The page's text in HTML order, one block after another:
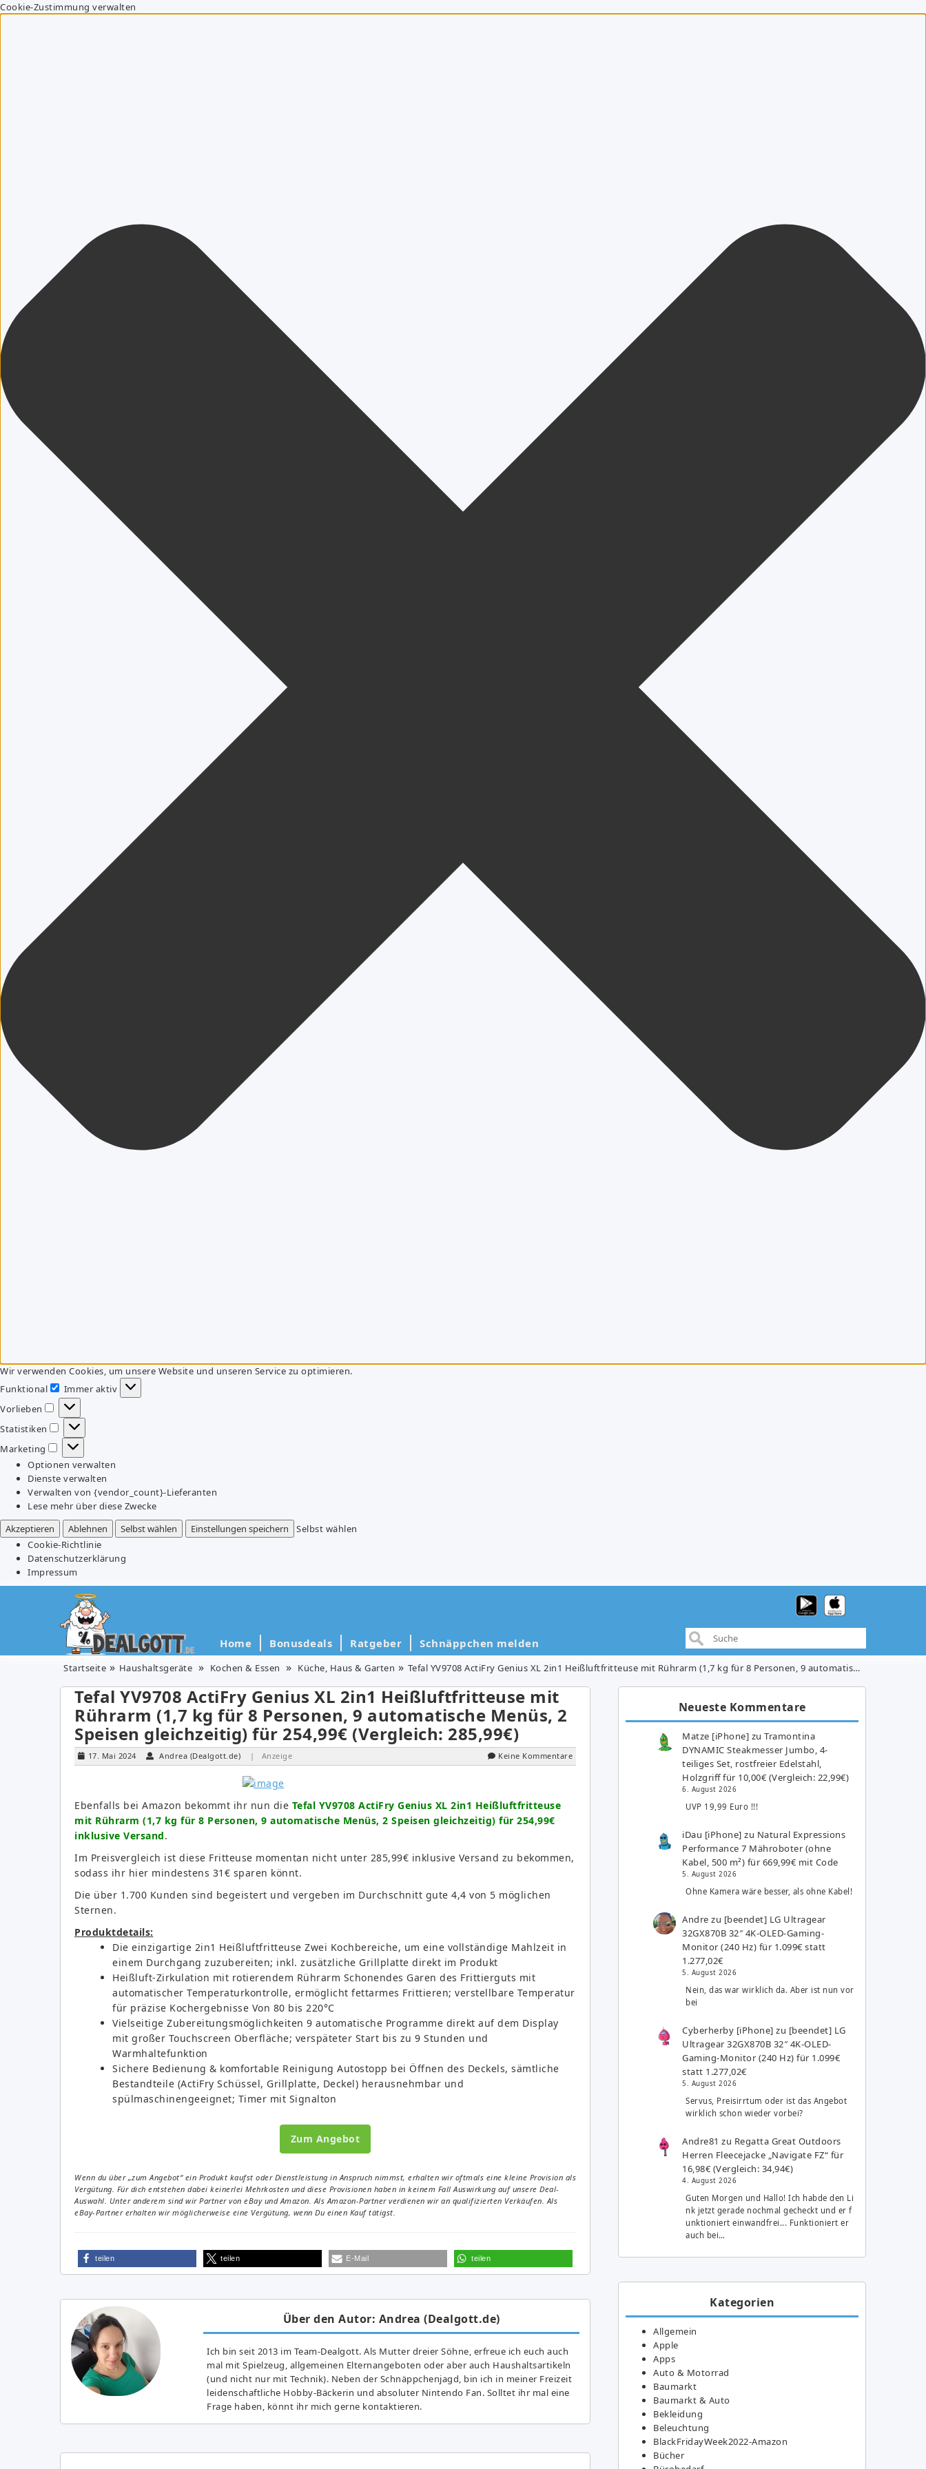
Cookie-Zustimmung verwalten
Wir verwenden Cookies, um unsere Website und unseren Service zu optimieren.
Funktional
Funktional
Immer aktiv
Vorlieben
Vorlieben
Statistiken
Statistiken
Marketing
Marketing
Optionen verwalten
Dienste verwalten
Verwalten von {vendor_count}-Lieferanten
Lese mehr über diese Zwecke
Akzeptieren
Ablehnen Selbst wählen Einstellungen speichern
Selbst wählen
Cookie-Richtlinie
Datenschutzerklärung
Impressum
Home Bonusdeals Ratgeber Schnäppchen melden
Startseite Haushaltsgeräte Kochen & Essen Küche, Haus & Garten Tefal YV9708 ActiFry Genius XL 2in1 Heißluftfritteuse mit Rührarm (1,7 kg für 8 Personen, 9 automatische Menüs, 2 Speisen gleichzeitig) für 254,99€ (Vergleich: 285,99€)
Tefal YV9708 ActiFry Genius XL 2in1 Heißluftfritteuse mit
Rührarm (1,7 kg für 8 Personen, 9 automatische Menüs, 2
Speisen gleichzeitig) für 254,99€ (Vergleich: 285,99€)
17. Mai 2024 Andrea (Dealgott.de) | Anzeige Keine Kommentare
Ebenfalls bei Amazon bekommt ihr nun die Tefal YV9708 ActiFry Genius XL 2in1 Heißluftfritteuse
mit Rührarm (1,7 kg für 8 Personen, 9 automatische Menüs, 2 Speisen gleichzeitig) für 254,99€
inklusive Versand.
Im Preisvergleich ist diese Fritteuse momentan nicht unter 285,99€ inklusive Versand zu bekommen,
sodass ihr hier mindestens 31€ sparen könnt.
Die über 1.700 Kunden sind begeistert und vergeben im Durchschnitt gute 4,4 von 5 möglichen
Sternen.
Produktdetails:
Die einzigartige 2in1 Heißluftfritteuse Zwei Kochbereiche, um eine vollständige Mahlzeit in
einem Durchgang zuzubereiten; inkl. zusätzliche Grillplatte direkt im Produkt
Heißluft-Zirkulation mit rotierendem Rührarm Schonendes Garen des Frittierguts mit
automatischer Temperaturkontrolle, ermöglicht fettarmes Frittieren; verstellbare Temperatur
für präzise Kochergebnisse Von 80 bis 220°C
Vielseitige Zubereitungsmöglichkeiten 9 automatische Programme direkt auf dem Display
mit großer Touchscreen Oberfläche; verspäteter Start bis zu 9 Stunden und
Warmhaltefunktion
Sichere Bedienung & komfortable Reinigung Autostopp bei Öffnen des Deckels, sämtliche
Bestandteile (ActiFry Schüssel, Grillplatte, Deckel) herausnehmbar und
spülmaschinengeeignet; Timer mit Signalton
Zum Angebot
Wenn du über „zum Angebot“ ein Produkt kaufst oder Dienstleistung in Anspruch nimmst, erhalten wir oftmals eine kleine Provision als
Vergütung. Für dich entstehen dabei keinerlei Mehrkosten und diese Provisionen haben in keinem Fall Auswirkung auf unsere Deal-
Auswahl. Unter anderem sind wir Partner von eBay und Amazon. Als Amazon-Partner verdienen wir an qualifizierten Verkäufen. Als
eBay-Partner erhalten wir möglicherweise eine Vergütung, wenn Du einen Kauf tätigst.
teilen teilen E-Mail teilen
Über den Autor: Andrea (Dealgott.de)
Ich bin seit 2013 im Team-Dealgott. Als Mutter dreier Söhne, erfreue ich euch auch
mal mit Spielzeug, allgemeinen Elternangeboten oder aber auch Haushaltsartikeln
(und nicht nur mit Technik). Neben der Schnäppchenjagd, bin ich in meiner Freizeit
leidenschaftliche Hobby-Bäckerin und absoluter Nintendo Fan. Solltet ihr mal eine
Frage haben, könnt ihr mich gerne kontaktieren.
Neueste Kommentare
Matze [iPhone] zuTramontina
DYNAMIC Steakmesser Jumbo, 4-
teiliges Set, rostfreier Edelstahl,
Holzgriff für 10,00€ (Vergleich: 22,99€)
6. August 2026
UVP 19,99 Euro !!!
iDau [iPhone] zu Natural Expressions
Performance 7 Mähroboter (ohne
Kabel, 500 m²) für 669,99€ mit Code
5. August 2026
Ohne Kamera wäre besser, als ohne Kabel!
Andre zu [beendet] LG Ultragear
32GX870B 32″ 4K-OLED-Gaming-
Monitor (240 Hz) für 1.099€ statt
1.277,02€
5. August 2026
Nein, das war wirklich da. Aber ist nun vor
bei
Cyberherby [iPhone] zu [beendet] LG
Ultragear 32GX870B 32″ 4K-OLED-
Gaming-Monitor (240 Hz) für 1.099€
statt 1.277,02€
5. August 2026
Servus, Preisirrtum oder ist das Angebot
wirklich schon wieder vorbei?
Andre81 zu Regatta Great Outdoors
Herren Fleecejacke „Navigate FZ“ für
16,98€ (Vergleich: 34,94€)
4. August 2026
Guten Morgen und Hallo! Ich habde den Li
nk jetzt gerade nochmal gecheckt und er f
unktioniert einwandfrei... Funktioniert er
auch bei…
Kategorien
Allgemein
Apple
Apps
Auto & Motorrad
Baumarkt
Baumarkt & Auto
Bekleidung
Beleuchtung
BlackFridayWeek2022-Amazon
Bücher